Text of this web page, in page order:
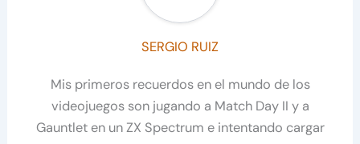
SERGIO RUIZ
Mis primeros recuerdos en el mundo de los
videojuegos son jugando a Match Day II y a
Gauntlet en un ZX Spectrum e intentando cargar